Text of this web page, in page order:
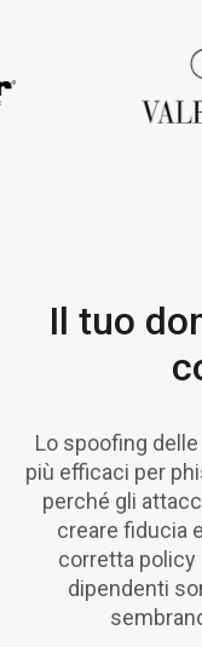
Il tuo
Lo spoofing
più efficaci per
perché gli
creare fiducia
corretta policy
dipendenti